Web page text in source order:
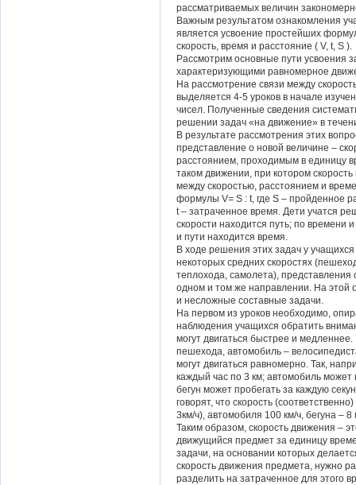
рассматриваемых величин
Важным результатом ознакомления
является усвоение простейших
скорость, время и расстояние ( V, t, S ).
Рассмотрим основные пути усвоения
характеризующими равномерное
На рассмотрение связи между
выделяется 4-5 уроков в начале
чисел. Полученные сведения
решении задач «на движение» в
В результате рассмотрения этих
представление о новой величине –
расстоянием, проходимым в единицу
таком движении, при котором
между скоростью, расстоянием и
формулы V= S : t, где S – пройденное
t – затраченное время. Дети учатся
скорости находится путь; по времени
и пути находится время.
В ходе решения этих задач у
некоторых средних скоростях
теплохода, самолета),
одном и том же направлении. На этой
и несложные составные задачи.
На первом из уроков необходимо,
наблюдения учащихся обратить
могут двигаться быстрее и
пешехода, автомобиль –
могут двигаться равномерно. Так,
каждый час по 3 км; автомобиль
бегун может пробегать за каждую
говорят, что скорость
3км/ч), автомобиля 100 км/ч, бегуна – 8
Таким образом, скорость движения –
движущийся предмет за единицу
задачи, на основании которых
скорость движения предмета, нужно
разделить на затраченное для этого